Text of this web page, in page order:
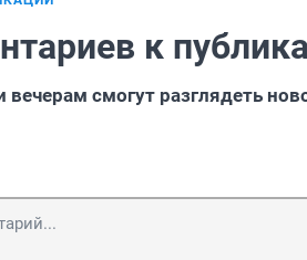
к
вечерам смогут разглядеть